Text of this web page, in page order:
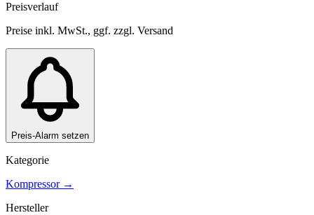
Preisverlauf
Preise inkl. MwSt., ggf. zzgl. Versand
Preis-Alarm setzen
Kategorie
Kompressor→
Hersteller